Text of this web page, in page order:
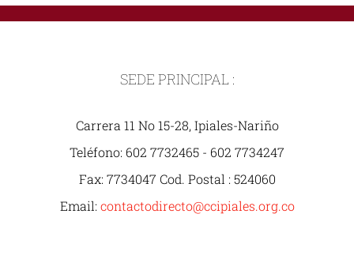
SEDE PRINCIPAL :
Carrera 11 No 15-28, Ipiales-Nariño
Teléfono: 602 7732465 - 602 7734247
Fax: 7734047 Cod. Postal : 524060
Email: contactodirecto@ccipiales.org.co